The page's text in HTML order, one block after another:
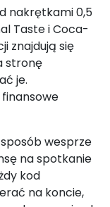
nakrętkami 0,5
Taste i Coca-
znajdują się
stronę
je.
wesprze
na spotkanie
kod
na koncie,